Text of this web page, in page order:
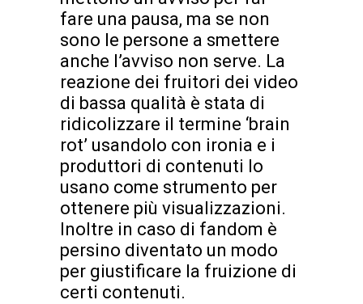
fare una pausa, ma se non
sono le persone a smettere
anche l’avviso non serve. La
reazione dei fruitori dei video
di bassa qualità è stata di
ridicolizzare il termine ‘brain
rot’ usandolo con ironia e i
produttori di contenuti lo
usano come strumento per
ottenere più visualizzazioni.
Inoltre in caso di fandom è
persino diventato un modo
per giustificare la fruizione di
certi contenuti.